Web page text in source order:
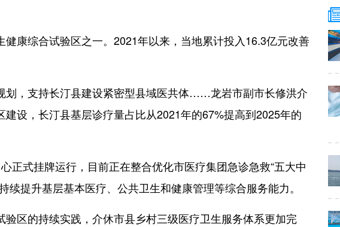
康综合试验区之一。2021年以来，当地累计投入16.3亿元改善
，支持长汀县建设紧密型县域医共体……龙岩市副市长修洪介
设，长汀县基层诊疗量占比从2021年的67%提高到2025年的
式挂牌运行，目前正在整合优化市医疗集团急诊急救“五大中
续提升基层基本医疗、公共卫生和健康管理等综合服务能力。
区的持续实践，介休市县乡村三级医疗卫生服务体系更加完